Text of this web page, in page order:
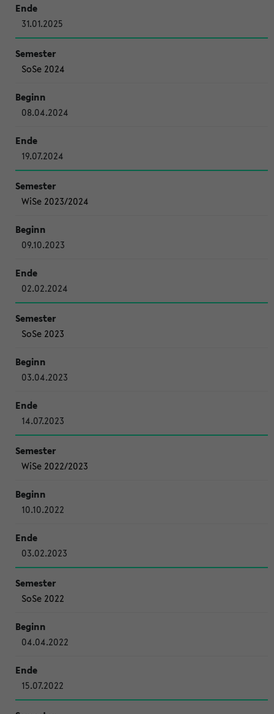
31.01.2025
SoSe 2024
08.04.2024
19.07.2024
WiSe 2023/2024
09.10.2023
02.02.2024
SoSe 2023
03.04.2023
14.07.2023
WiSe 2022/2023
10.10.2022
03.02.2023
SoSe 2022
04.04.2022
15.07.2022